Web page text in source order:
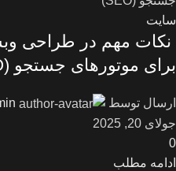
سایت
نکات مهم در طراحی
برای موتورهای جستجو (SEO)
ارسال توسط
جولای 20, 2025
0
ادامه مطلب